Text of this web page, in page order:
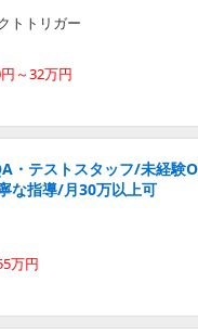
トトリガー
～32万円
・テストスタッフ/未経験
な指導/月30万以上可
万円